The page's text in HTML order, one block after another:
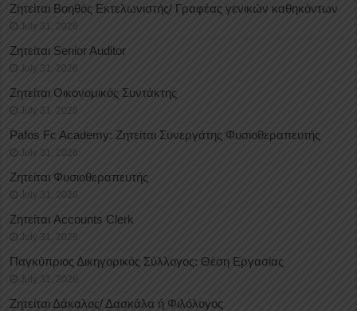
Ζητείται Βοηθός Εκτελωνιστής/ Γραφέας γενικών καθηκόντων
July 31, 2026
Ζητείται Senior Auditor
July 31, 2026
Ζητείται Οικονομικός Συντάκτης
July 31, 2026
Pafos Fc Academy: Ζητείται Συνεργάτης Φυσιοθεραπευτής
July 31, 2026
Ζητείται Φυσιοθεραπευτής
July 31, 2026
Ζητείται Accounts Clerk
July 31, 2026
Παγκύπριος Δικηγορικός Σύλλογος: Θέση Εργασίας
July 31, 2026
Ζητείται Δάκαλος/ Δασκάλα ή Φιλόλογος